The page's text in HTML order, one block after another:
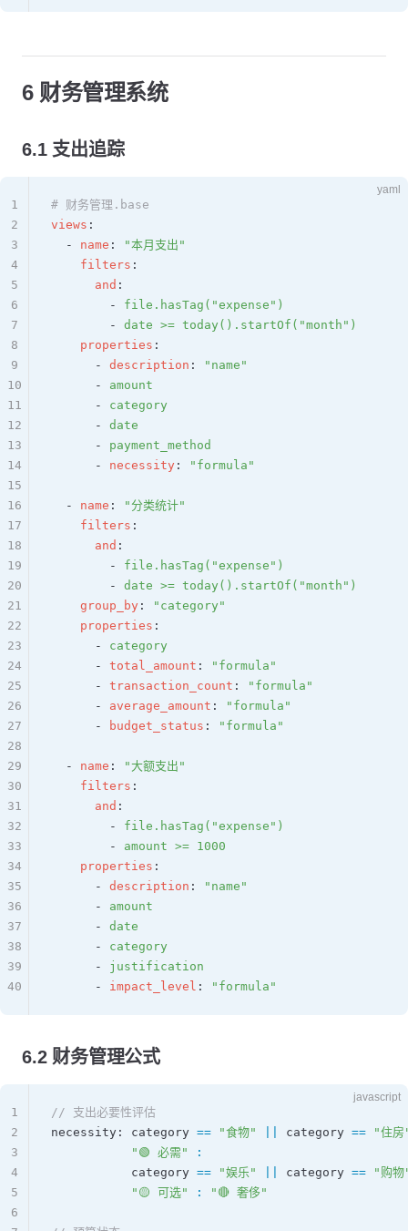
6 财务管理系统
6.1 支出追踪
yaml
# 财务管理.base
views :
  -
name :
"本月支出"
    filters
:
      and
:
        -
file.hasTag("expense")
        -
date >= today().startOf("month")
    properties
:
      -
description :
"name"
      -
amount
      -
category
      -
date
      -
payment_method
      -
necessity : "formula"
  -
name :
"分类统计"
    filters
:
      and
:
        -
file.hasTag("expense")
        -
date >= today().startOf("month")
    group_by
:
"category"
    properties
:
      -
category
      -
total_amount :
"formula"
      -
transaction_count :
"formula"
      -
average_amount :
"formula"
      -
budget_status : "formula"
  -
name :
"大额支出"
    filters
:
      and
:
        -
file.hasTag("expense")
        -
amount >= 1000
    properties
:
      -
description :
"name"
      -
amount
      -
date
      -
category
      -
justification
      -
impact_level : "formula"
1
2
3
4
5
6
7
8
9
10
11
12
13
14
15
16
17
18
19
20
21
22
23
24
25
26
27
28
29
30
31
32
33
34
35
36
37
38
39
40
6.2 财务管理公式
javascript
// 支出必要性评估
necessity : category == "食物" category == "住
           "🟢 必需"
:
           category
== "娱乐" category == "购
           "🟡 可选"
: "🔴 奢侈"
1
2
3
4
5
6